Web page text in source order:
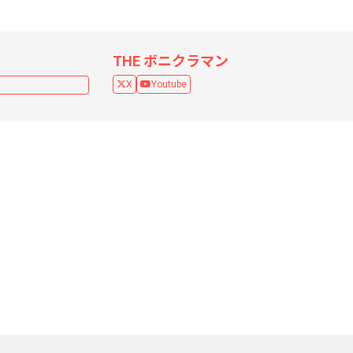
THE ボニクラマン
X Youtube